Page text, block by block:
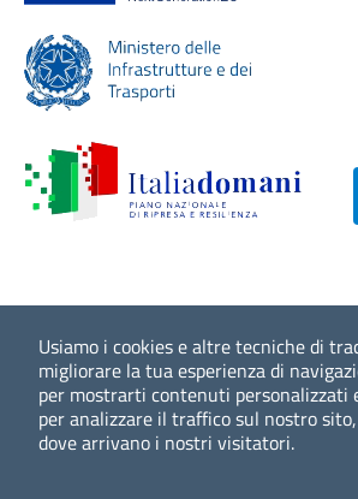
Usiamo i cookies e altre tecniche di
migliorare la tua esperienza di
per mostrarti contenuti personalizzati
per analizzare il traffico sul nostro
dove arrivano i nostri visitatori.